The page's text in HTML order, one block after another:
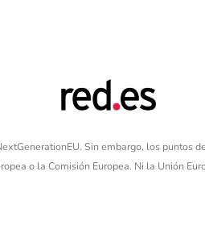
Sin embargo, los
o la Comisión Europea. Ni la Unión